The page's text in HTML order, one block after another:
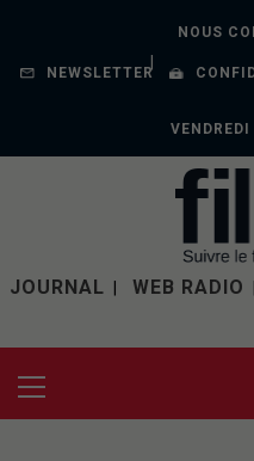
NOUS
NEWSLETTER
JOURNAL WEB RADIO